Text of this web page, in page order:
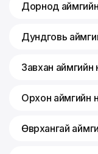
Дорнод
Дундговь
Завхан
Орхон аймгийн
Өвөрхангай